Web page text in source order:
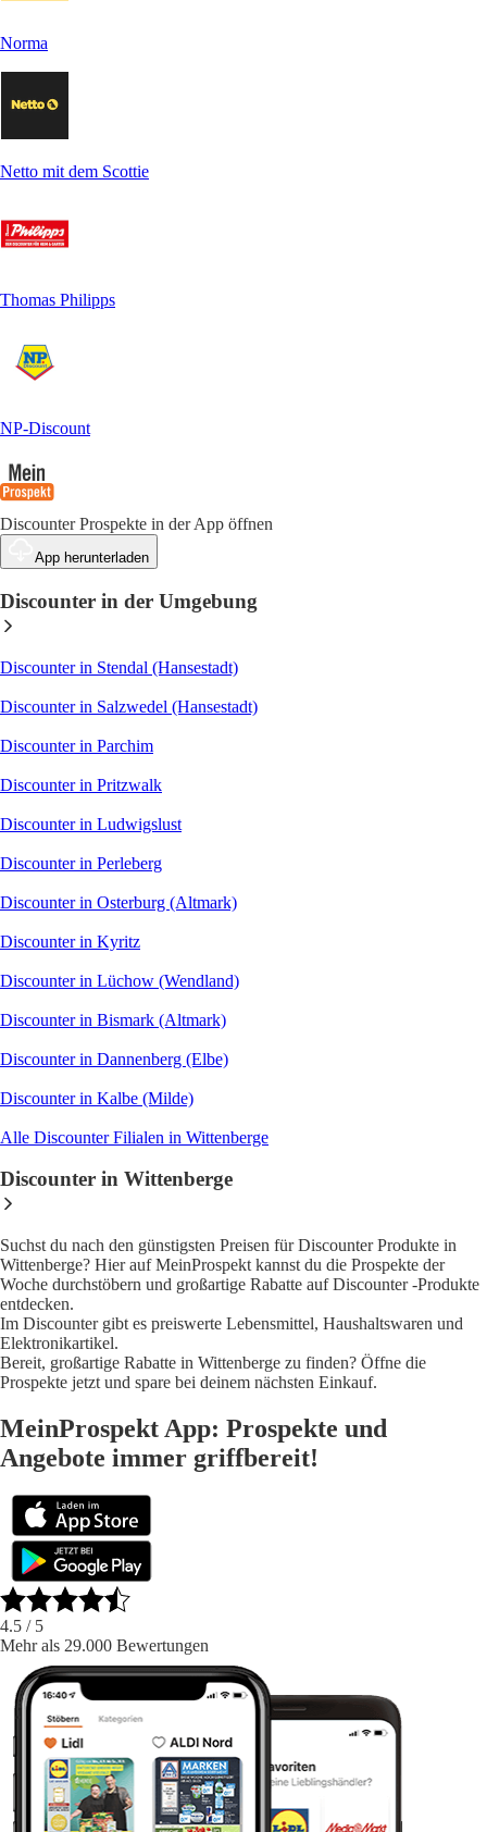
Norma
Netto mit dem Scottie
Thomas Philipps
NP-Discount
Discounter Prospekte in der App öffnen
App herunterladen
Discounter in der Umgebung
Discounter in Stendal (Hansestadt)
Discounter in Salzwedel (Hansestadt)
Discounter in Parchim
Discounter in Pritzwalk
Discounter in Ludwigslust
Discounter in Perleberg
Discounter in Osterburg (Altmark)
Discounter in Kyritz
Discounter in Lüchow (Wendland)
Discounter in Bismark (Altmark)
Discounter in Dannenberg (Elbe)
Discounter in Kalbe (Milde)
Alle Discounter Filialen in Wittenberge
Discounter in Wittenberge
Suchst du nach den günstigsten Preisen für Discounter Produkte in
Wittenberge? Hier auf MeinProspekt kannst du die Prospekte der
Woche durchstöbern und großartige Rabatte auf Discounter -Produkte
entdecken.
Im Discounter gibt es preiswerte Lebensmittel, Haushaltswaren und
Elektronikartikel.
Bereit, großartige Rabatte in Wittenberge zu finden? Öffne die
Prospekte jetzt und spare bei deinem nächsten Einkauf.
MeinProspekt App: Prospekte und
Angebote immer griffbereit!
4.5 / 5
Mehr als 29.000 Bewertungen